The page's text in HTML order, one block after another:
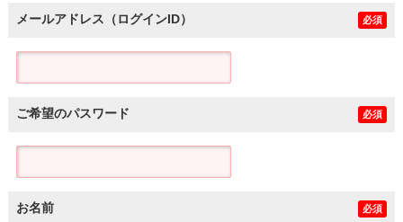
メールアドレス（ログインID） 必須
ご希望のパスワード 必須
お名前 必須